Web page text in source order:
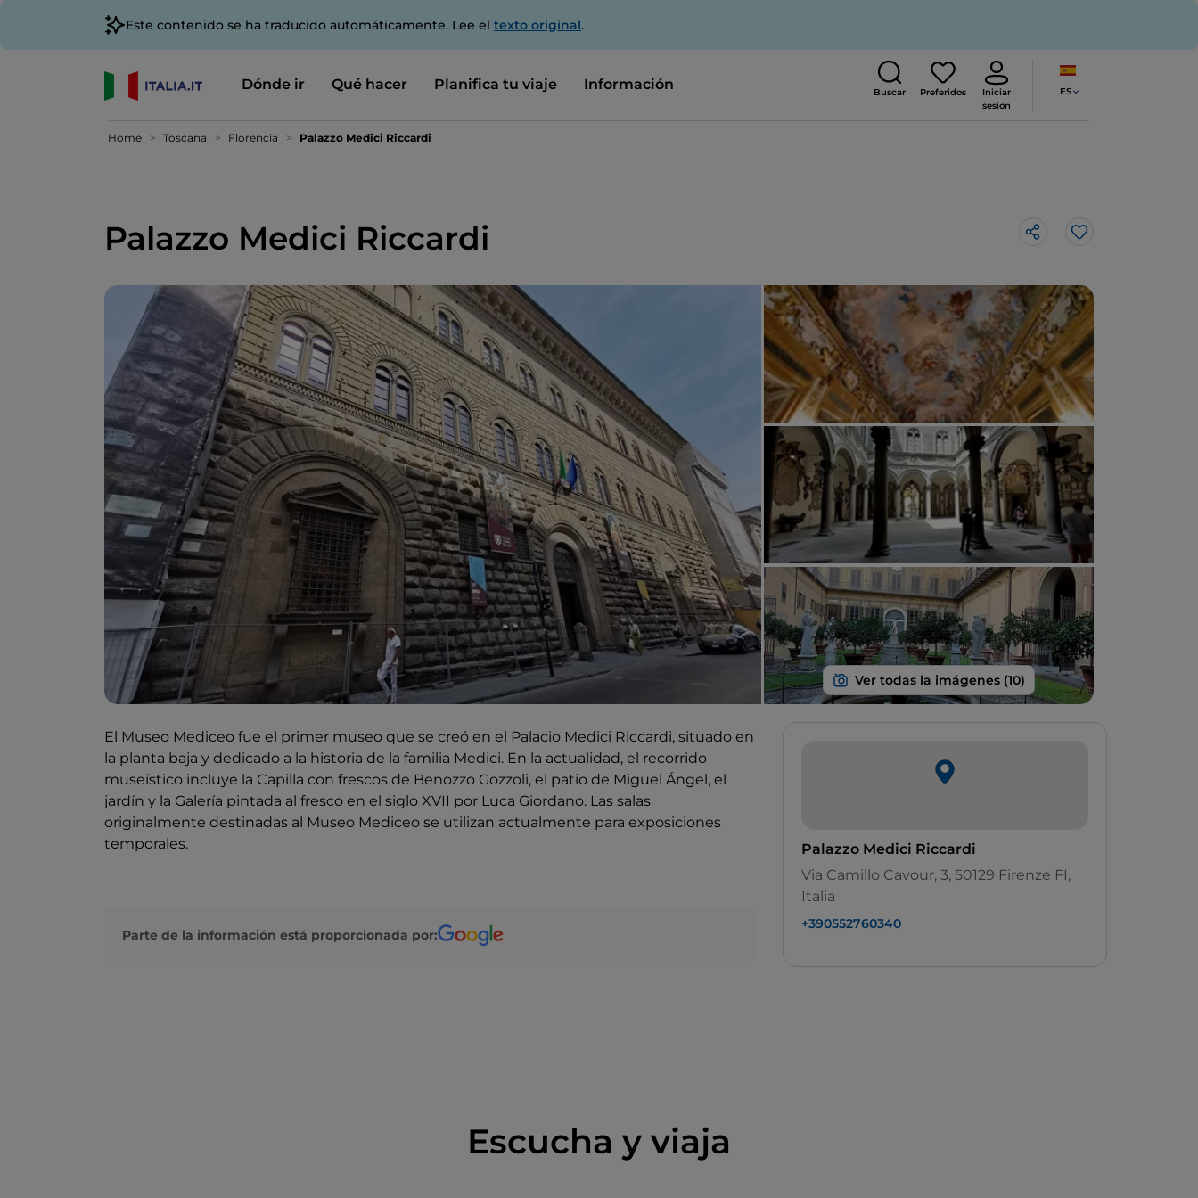
Este contenido se ha traducido automáticamente. Lee el texto original.
Dónde ir Qué hacer Planifica tu viaje Información Buscar Preferidos
Iniciar
sesión
ES
Home Toscana Florencia Palazzo Medici Riccardi
Palazzo Medici Riccardi Me gusta
El Museo Mediceo fue el primer museo que se creó en el Palacio Medici Riccardi, situado en
la planta baja y dedicado a la historia de la familia Medici. En la actualidad, el recorrido
museístico incluye la Capilla con frescos de Benozzo Gozzoli, el patio de Miguel Ángel, el
jardín y la Galería pintada al fresco en el siglo XVII por Luca Giordano. Las salas
originalmente destinadas al Museo Mediceo se utilizan actualmente para exposiciones
temporales.
Parte de la información está proporcionada por:
Palazzo Medici Riccardi
Via Camillo Cavour, 3, 50129 Firenze FI,
Italia
+390552760340
Escucha y viaja